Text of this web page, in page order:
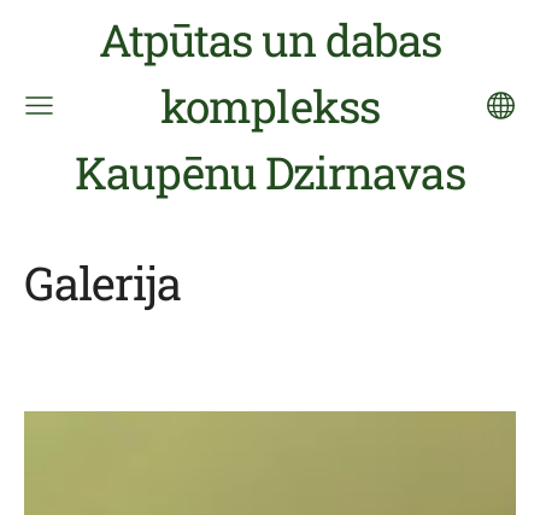
Atpūtas un dabas
komplekss
Kaupēnu Dzirnavas
Galerija